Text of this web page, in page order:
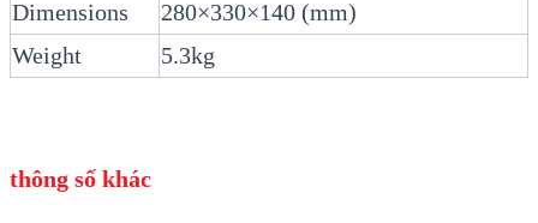
Dimensions
280×330×140 (mm)
Weight
5.3kg
thông số khác